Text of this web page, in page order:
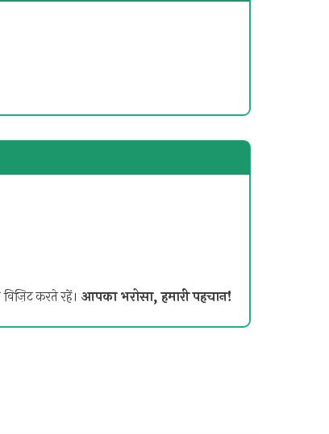
करते रहें। आपका भरोसा, हमारी पहचान!